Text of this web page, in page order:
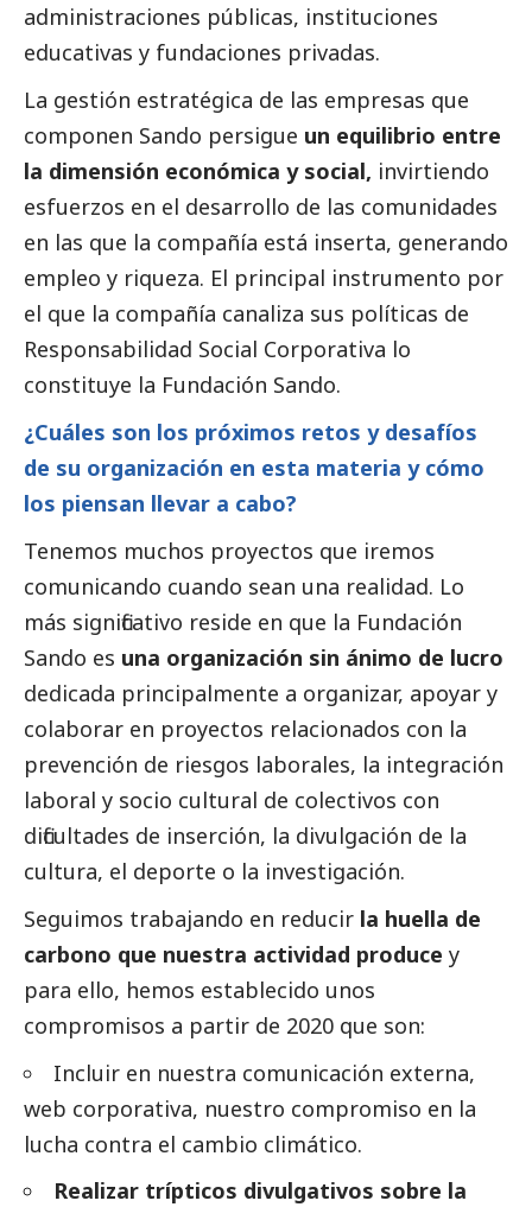
administraciones públicas, instituciones
educativas y fundaciones privadas.
La gestión estratégica de las empresas que
componen Sando persigue un equilibrio entre
la dimensión económica y social, invirtiendo
esfuerzos en el desarrollo de las comunidades
en las que la compañía está inserta, generando
empleo y riqueza. El principal instrumento por
el que la compañía canaliza sus políticas de
Responsabilidad Social Corporativa lo
constituye la Fundación Sando.
¿Cuáles son los próximos retos y desafíos
de su organización en esta materia y cómo
los piensan llevar a cabo?
Tenemos muchos proyectos que iremos
comunicando cuando sean una realidad. Lo
más significativo reside en que la Fundación
Sando es una organización sin ánimo de lucro
dedicada principalmente a organizar, apoyar y
colaborar en proyectos relacionados con la
prevención de riesgos laborales, la integración
laboral y socio cultural de colectivos con
dificultades de inserción, la divulgación de la
cultura, el deporte o la investigación.
Seguimos trabajando en reducir la huella de
carbono que nuestra actividad produce y
para ello, hemos establecido unos
compromisos a partir de 2020 que son:
Incluir en nuestra comunicación externa,
web corporativa, nuestro compromiso en la
lucha contra el cambio climático.
Realizar trípticos divulgativos sobre la